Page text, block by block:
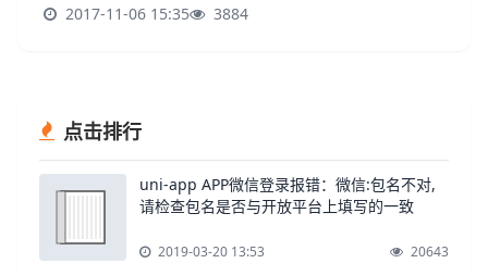
信息）2017-11-06 15:35 3884
点击排行
uni-app APP微信登录报错：微信:包名不对,
请检查包名是否与开放平台上填写的一致
2019-03-20 13:53 20643